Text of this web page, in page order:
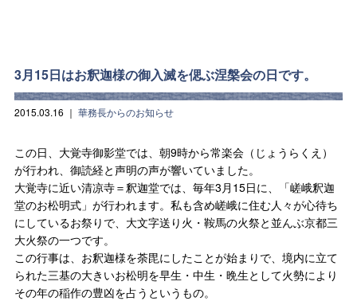
3月15日はお釈迦様の御入滅を偲ぶ涅槃会の日です。
2015.03.16 ｜ 華務長からのお知らせ
この日、大覚寺御影堂では、朝9時から常楽会（じょうらくえ）
が行われ、御読経と声明の声が響いていました。
大覚寺に近い清凉寺＝釈迦堂では、毎年3月15日に、「嵯峨釈迦
堂のお松明式」が行われます。私も含め嵯峨に住む人々が心待ち
にしているお祭りで、大文字送り火・鞍馬の火祭と並んぶ京都三
大火祭の一つです。
この行事は、お釈迦様を荼毘にしたことが始まりで、境内に立て
られた三基の大きいお松明を早生・中生・晩生として火勢により
その年の稲作の豊凶を占うというもの。